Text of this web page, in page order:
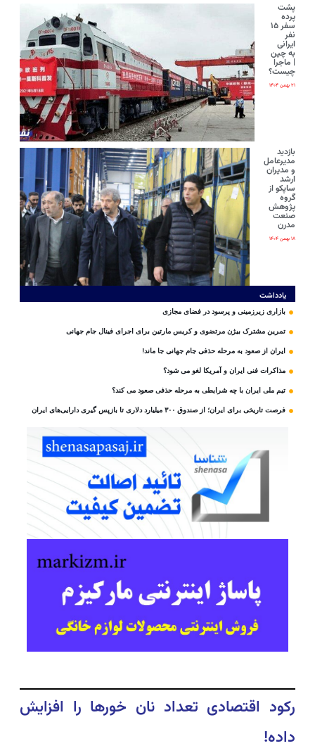
پشت
پرده
سفر ۱۵
نفر
ایرانی‌
به چین
| ماجرا
چیست؟
۲۱ بهمن ۱۴۰۴
بازدید
مدیرعامل
و مدیران
ارشد
ساپکو از
گروه
پژوهش
صنعت
مدرن
۱۸ بهمن ۱۴۰۴
یادداشت
بازاری زیرزمینی و پرسود در فضای مجازی
تمرین مشترک بیژن مرتضوی و کریس مارتین برای اجرای فینال جام جهانی
ایران از صعود به مرحله حذفی جام جهانی جا ماند!
مذاکرات فنی ایران و آمریکا لغو می شود؟
تیم ملی ایران با چه شرایطی به مرحله حذفی صعود می کند؟
فرصت تاریخی برای ایران؛ از صندوق ۳۰۰ میلیارد دلاری تا بازپس گیری دارایی‌های ایران
رکود اقتصادی تعداد نان خور‌ها را افزایش
داده!